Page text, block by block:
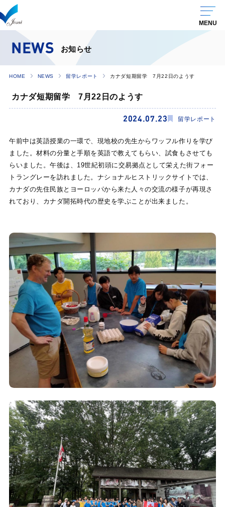
NEWS お知らせ
HOME NEWS 留学レポート カナダ短期留学 7月22日のようす
カナダ短期留学 7月22日のようす
2024.07.23 留学レポート
午前中は英語授業の一環で、現地校の先生からワッフル作りを学び
ました。材料の分量と手順を英語で教えてもらい、試食もさせても
らいました。午後は、19世紀初頭に交易拠点として栄えた街フォー
トラングレーを訪れました。ナショナルヒストリックサイトでは、
カナダの先住民族とヨーロッパから来た人々の交流の様子が再現さ
れており、カナダ開拓時代の歴史を学ぶことが出来ました。